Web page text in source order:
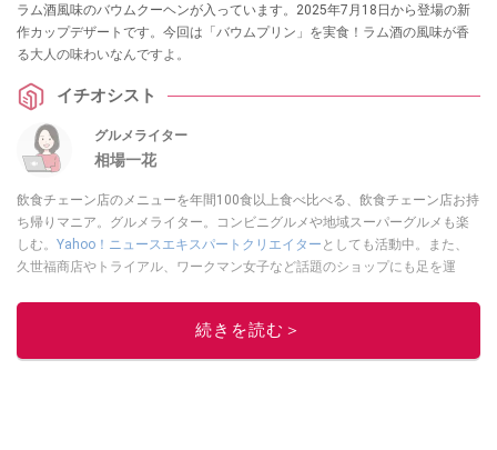
ラム酒風味のバウムクーヘンが入っています。2025年7月18日から登場の新
作カップデザートです。今回は「バウムプリン」を実食！ラム酒の風味が香
る大人の味わいなんですよ。
イチオシスト
グルメライター
相場一花
飲食チェーン店のメニューを年間100食以上食べ比べる、飲食チェーン店お持
ち帰りマニア。グルメライター。コンビニグルメや地域スーパーグルメも楽
しむ。 Yahoo！ニュースエキスパートクリエイター としても活動中。また、
久世福商店やトライアル、ワークマン女子など話題のショップにも足を運
「週刊プレイボーイ」、宝島社「おいしい！ シャトレーゼBOOK」などでグ
ルメライター、食の専門家として出演実績あり。
続きを読む＞